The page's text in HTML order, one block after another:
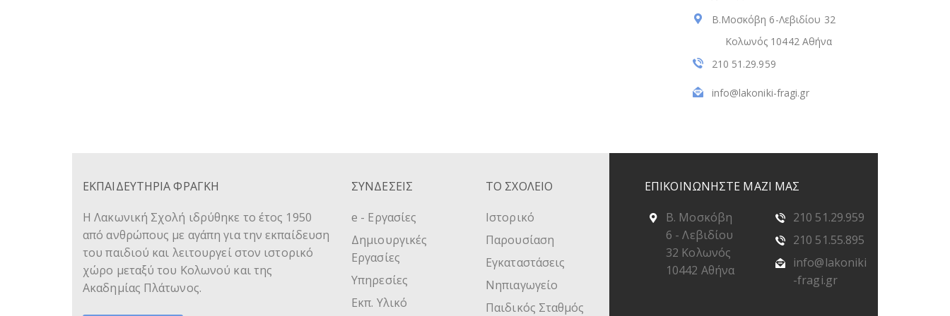
Β.Μοσκόβη 6-Λεβιδίου 32
Κολωνός 10442 Αθήνα
210 51.29.959
info@lakoniki-fragi.gr
ΕΚΠΑΙΔΕΥΤΗΡΙΑ ΦΡΑΓΚΗ
Η Λακωνική Σχολή ιδρύθηκε το έτος 1950
από ανθρώπους με αγάπη για την εκπαίδευση
του παιδιού και λειτουργεί στον ιστορικό
χώρο μεταξύ του Κολωνού και της
Ακαδημίας Πλάτωνος.
ΣΥΝΔΕΣΕΙΣ
e - Εργασίες
Δημιουργικές
Εργασίες
Υπηρεσίες
Εκπ. Υλικό
ΤΟ ΣΧΟΛΕΙΟ
Ιστορικό
Παρουσίαση
Εγκαταστάσεις
Νηπιαγωγείο
Παιδικός Σταθμός
ΕΠΙΚΟΙΝΩΝΗΣΤΕ ΜΑΖΙ ΜΑΣ
Β. Μοσκόβη
6 - Λεβιδίου
32 Κολωνός
10442 Αθήνα
210 51.29.959
210 51.55.895
info@lakoniki
-fragi.gr